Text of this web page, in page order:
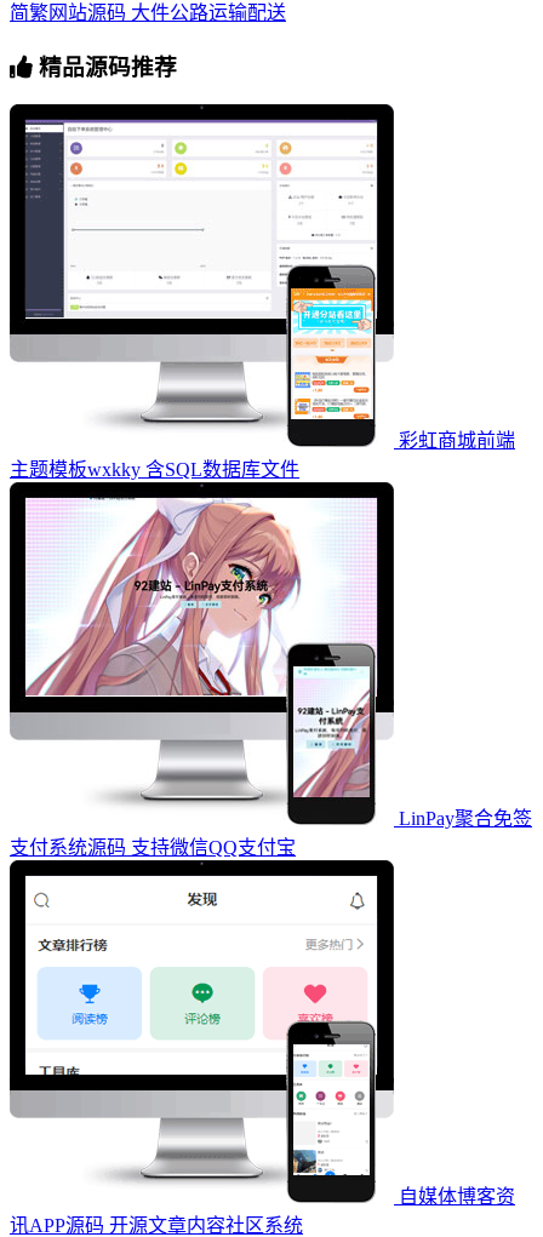
简繁网站源码 大件公路运输配送
精品源码推荐
彩虹商城前端
主题模板wxkky 含SQL数据库文件
LinPay聚合免签
支付系统源码 支持微信QQ支付宝
自媒体博客资
讯APP源码 开源文章内容社区系统